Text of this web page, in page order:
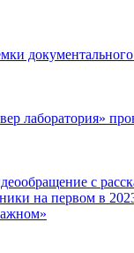
лаборатория»
с
на первом в